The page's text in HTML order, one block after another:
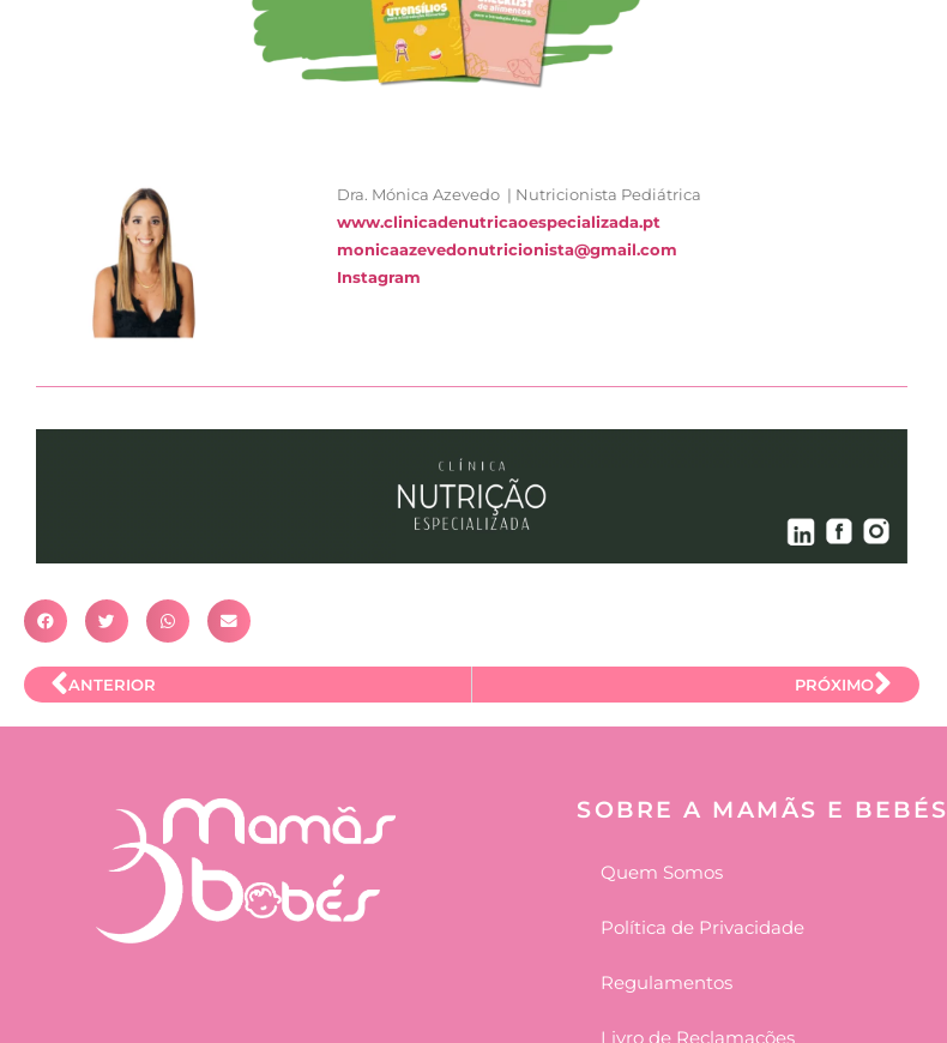
Dra. Mónica Azevedo | Nutricionista Pediátrica
www.clinicadenutricaoespecializada.pt
monicaazevedonutricionista@gmail.com
Instagram
ANTERIOR PRÓXIMO
SOBRE A MAMÃS E BEBÉS
Quem Somos
Política de Privacidade
Regulamentos
Livro de Reclamações